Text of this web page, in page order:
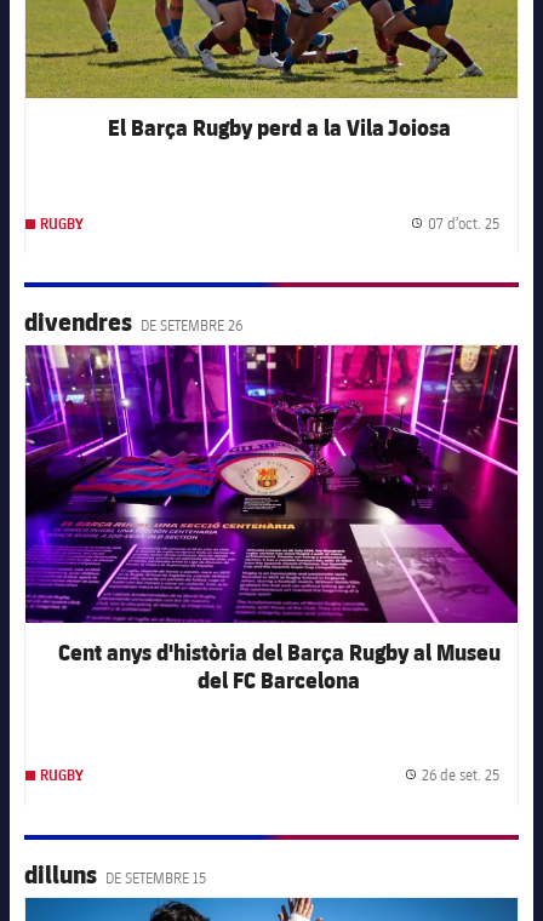
El Barça Rugby perd a la Vila Joiosa
RUGBY Data
07 d’oct. 25
divendres DE SETEMBRE 26
FC Barcelona club badge
Cent anys d'història del Barça Rugby al Museu
del FC Barcelona
RUGBY Data
26 de set. 25
dilluns DE SETEMBRE 15
FC Barcelona club badge